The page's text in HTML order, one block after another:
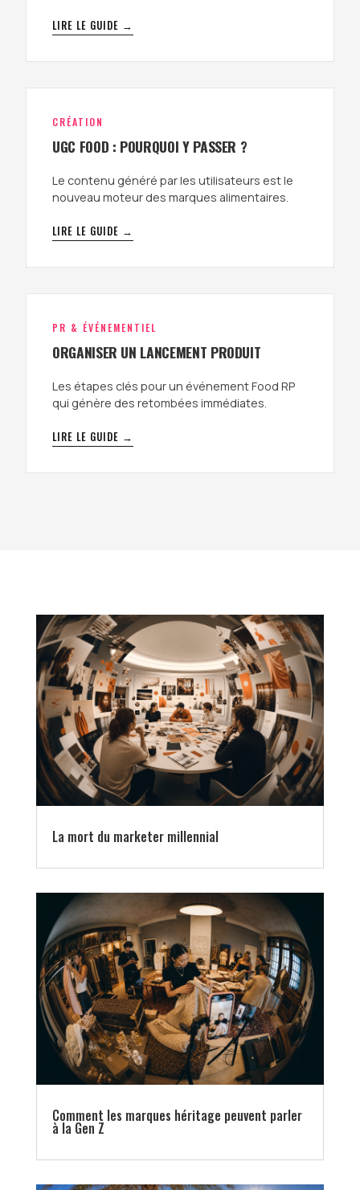
LIRE LE GUIDE →
CRÉATION
UGC FOOD : POURQUOI Y PASSER ?
Le contenu généré par les utilisateurs est le
nouveau moteur des marques alimentaires.
LIRE LE GUIDE →
PR & ÉVÉNEMENTIEL
ORGANISER UN LANCEMENT PRODUIT
Les étapes clés pour un événement Food RP
qui génère des retombées immédiates.
LIRE LE GUIDE →
La mort du marketer millennial
Comment les marques héritage peuvent parler
à la Gen Z